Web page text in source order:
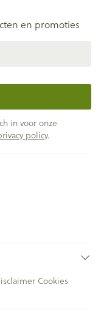
en promoties
in voor onze
policy.
Cookies